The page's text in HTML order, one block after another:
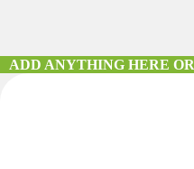
ADD ANYTHING HERE